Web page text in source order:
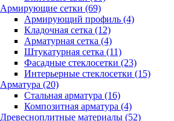
Армирующие сетки (69)
Армирующий профиль (4)
Кладочная сетка (12)
Арматурная сетка (4)
Штукатурная сетка (11)
Фасадные стеклосетки (23)
Интерьерные стеклосетки (15)
Арматура (20)
Стальная арматура (16)
Композитная арматура (4)
Древесноплитные материалы (52)